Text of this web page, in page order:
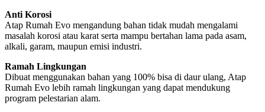
Anti Korosi
Atap Rumah Evo mengandung bahan tidak mudah mengalami
masalah korosi atau karat serta mampu bertahan lama pada asam,
alkali, garam, maupun emisi industri.
Ramah Lingkungan
Dibuat menggunakan bahan yang 100% bisa di daur ulang, Atap
Rumah Evo lebih ramah lingkungan yang dapat mendukung
program pelestarian alam.